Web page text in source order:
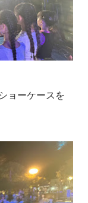
ョーケースを